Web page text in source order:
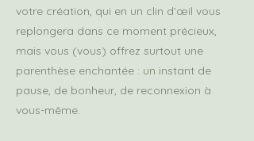
votre création, qui en un clin d’œil vous
replongera dans ce moment précieux,
mais vous (vous) offrez surtout une
parenthèse enchantée : un instant de
pause, de bonheur, de reconnexion à
vous-même.